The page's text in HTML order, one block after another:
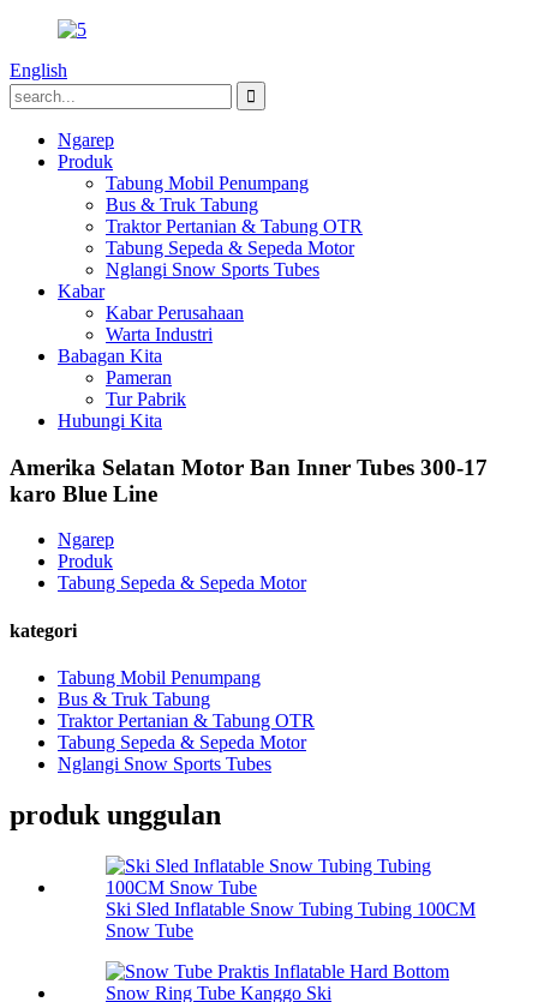
English
Ngarep
Produk
Tabung Mobil Penumpang
Bus & Truk Tabung
Traktor Pertanian & Tabung OTR
Tabung Sepeda & Sepeda Motor
Nglangi Snow Sports Tubes
Kabar
Kabar Perusahaan
Warta Industri
Babagan Kita
Pameran
Tur Pabrik
Hubungi Kita
Amerika Selatan Motor Ban Inner Tubes 300-17
karo Blue Line
Ngarep
Produk
Tabung Sepeda & Sepeda Motor
kategori
Tabung Mobil Penumpang
Bus & Truk Tabung
Traktor Pertanian & Tabung OTR
Tabung Sepeda & Sepeda Motor
Nglangi Snow Sports Tubes
produk unggulan
Ski Sled Inflatable Snow Tubing Tubing 100CM
Snow Tube